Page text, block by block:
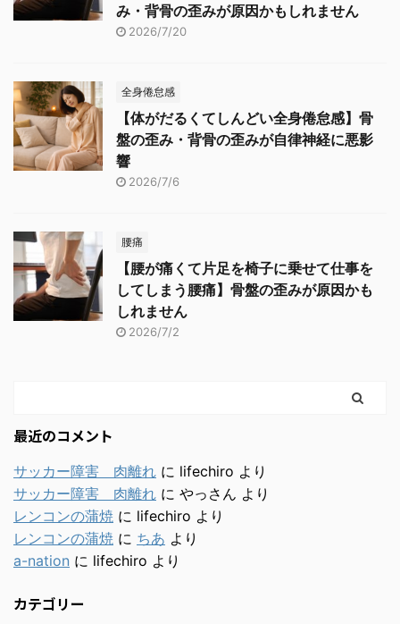
み・背骨の歪みが原因かもしれません
2026/7/20
全身倦怠感
【体がだるくてしんどい全身倦怠感】骨
盤の歪み・背骨の歪みが自律神経に悪影
響
2026/7/6
腰痛
【腰が痛くて片足を椅子に乗せて仕事を
してしまう腰痛】骨盤の歪みが原因かも
しれません
2026/7/2
最近のコメント
サッカー障害 肉離れ に lifechiro より
サッカー障害 肉離れ に やっさん より
レンコンの蒲焼 に lifechiro より
レンコンの蒲焼 に ちあ より
a-nation に lifechiro より
カテゴリー